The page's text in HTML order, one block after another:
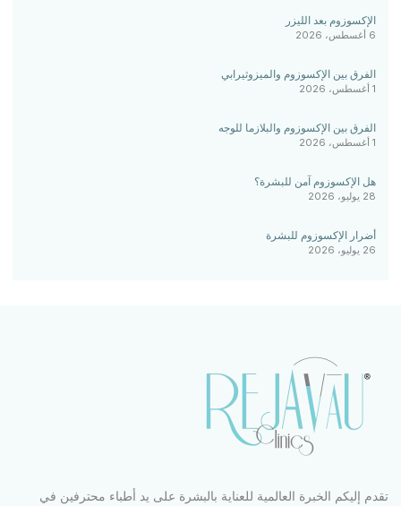
الإكسوزوم بعد الليزر
6 أغسطس، 2026
الفرق بين الإكسوزوم والميزوثيرابي
1 أغسطس، 2026
الفرق بين الإكسوزوم والبلازما للوجه
1 أغسطس، 2026
هل الإكسوزوم آمن للبشرة؟
28 يوليو، 2026
أضرار الإكسوزوم للبشرة
26 يوليو، 2026
تقدم إليكم الخبرة العالمية للعناية بالبشرة على يد أطباء محترفين في